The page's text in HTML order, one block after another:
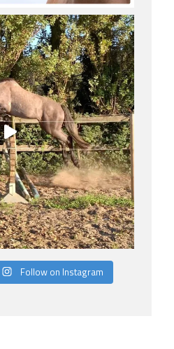
Follow on Instagram